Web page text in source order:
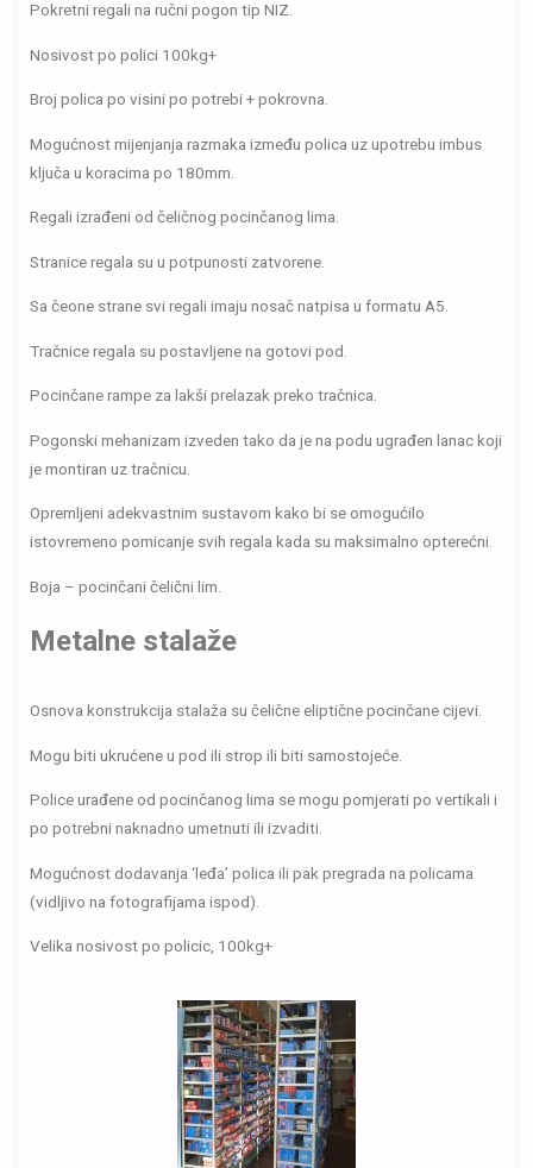
Pokretni regali na ručni pogon tip NIZ.
Nosivost po polici 100kg+
Broj polica po visini po potrebi + pokrovna.
Mogućnost mijenjanja razmaka između polica uz upotrebu imbus
ključa u koracima po 180mm.
Regali izrađeni od čeličnog pocinčanog lima.
Stranice regala su u potpunosti zatvorene.
Sa čeone strane svi regali imaju nosač natpisa u formatu A5.
Tračnice regala su postavljene na gotovi pod.
Pocinčane rampe za lakši prelazak preko tračnica.
Pogonski mehanizam izveden tako da je na podu ugrađen lanac koji
je montiran uz tračnicu.
Opremljeni adekvastnim sustavom kako bi se omogućilo
istovremeno pomicanje svih regala kada su maksimalno opterećni.
Boja – pocinčani čelični lim.
Metalne stalaže
Osnova konstrukcija stalaža su čelične eliptične pocinčane cijevi.
Mogu biti ukrućene u pod ili strop ili biti samostojeće.
Police urađene od pocinčanog lima se mogu pomjerati po vertikali i
po potrebni naknadno umetnuti ili izvaditi.
Mogućnost dodavanja ‘leđa’ polica ili pak pregrada na policama
(vidljivo na fotografijama ispod).
Velika nosivost po policic, 100kg+